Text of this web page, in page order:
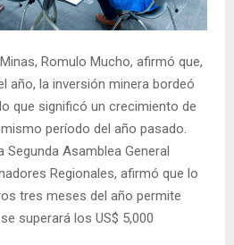
Romulo Mucho, afirmó que,
año, la inversión minera bordeó
que significó un crecimiento de
período del año pasado.
Segunda Asamblea General
Regionales, afirmó que lo
tres meses del año permite
superará los US$ 5,000